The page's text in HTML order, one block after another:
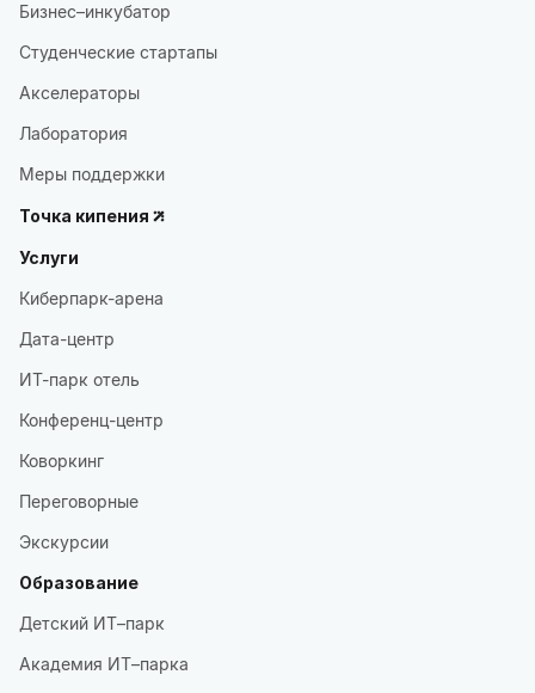
Бизнес–инкубатор
Студенческие стартапы
Акселераторы
Лаборатория
Меры поддержки
Точка кипения
Услуги
Киберпарк-арена
Дата-центр
ИТ-парк отель
Конференц-центр
Коворкинг
Переговорные
Экскурсии
Образование
Детский ИТ–парк
Академия ИТ–парка